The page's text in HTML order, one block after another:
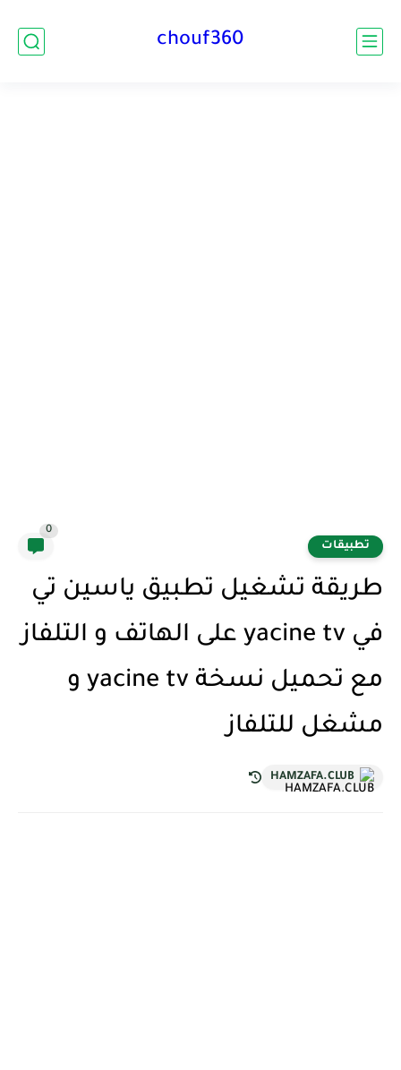
chouf360
تطبيقات
0
طريقة تشغيل تطبيق ياسين تي
في yacine tv على الهاتف و التلفاز
مع تحميل نسخة yacine tv و
مشغل للتلفاز
HAMZAFA.CLUB